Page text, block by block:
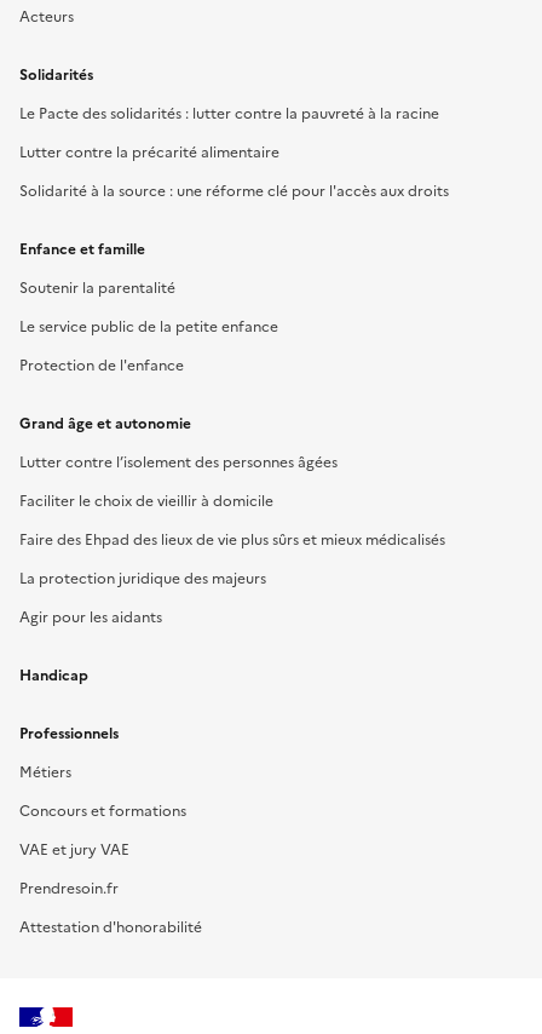
Acteurs
Solidarités
Le Pacte des solidarités : lutter contre la pauvreté à la racine
Lutter contre la précarité alimentaire
Solidarité à la source : une réforme clé pour l'accès aux droits
Enfance et famille
Soutenir la parentalité
Le service public de la petite enfance
Protection de l'enfance
Grand âge et autonomie
Lutter contre l’isolement des personnes âgées
Faciliter le choix de vieillir à domicile
Faire des Ehpad des lieux de vie plus sûrs et mieux médicalisés
La protection juridique des majeurs
Agir pour les aidants
Handicap
Professionnels
Métiers
Concours et formations
VAE et jury VAE
Prendresoin.fr
Attestation d'honorabilité